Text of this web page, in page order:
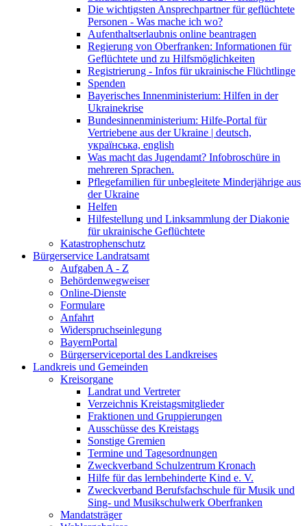
Die wichtigsten Ansprechpartner für geflüchtete
Personen - Was mache ich wo?
Aufenthaltserlaubnis online beantragen
Regierung von Oberfranken: Informationen für
Geflüchtete und zu Hilfsmöglichkeiten
Registrierung - Infos für ukrainische Flüchtlinge
Spenden
Bayerisches Innenministerium: Hilfen in der
Ukrainekrise
Bundesinnenministerium: Hilfe-Portal für
Vertriebene aus der Ukraine | deutsch,
українська, english
Was macht das Jugendamt? Infobroschüre in
mehreren Sprachen.
Pflegefamilien für unbegleitete Minderjährige aus
der Ukraine
Helfen
Hilfestellung und Linksammlung der Diakonie
für ukrainische Geflüchtete
Katastrophenschutz
Bürgerservice Landratsamt
Aufgaben A - Z
Behördenwegweiser
Online-Dienste
Formulare
Anfahrt
Widerspruchseinlegung
BayernPortal
Bürgerserviceportal des Landkreises
Landkreis und Gemeinden
Kreisorgane
Landrat und Vertreter
Verzeichnis Kreistagsmitglieder
Fraktionen und Gruppierungen
Ausschüsse des Kreistags
Sonstige Gremien
Termine und Tagesordnungen
Zweckverband Schulzentrum Kronach
Hilfe für das lernbehinderte Kind e. V.
Zweckverband Berufsfachschule für Musik und
Sing- und Musikschulwerk Oberfranken
Mandatsträger